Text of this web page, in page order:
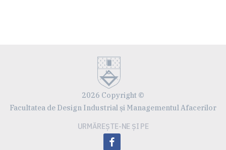
2026 Copyright ©
Facultatea de Design Industrial și Managementul Afacerilor
URMĂREȘTE-NE ȘI PE